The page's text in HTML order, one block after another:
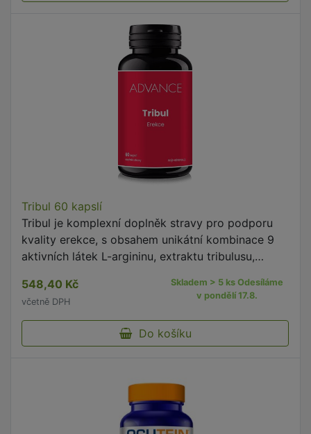
Tribul 60 kapslí
Tribul je komplexní doplněk stravy pro podporu
kvality erekce, s obsahem unikátní kombinace 9
aktivních látek L-argininu, extraktu tribulusu,
z kůry borovice, …
548,40 Kč
včetně DPH
Skladem > 5 ks Odesíláme
v pondělí 17.8.
Do košíku